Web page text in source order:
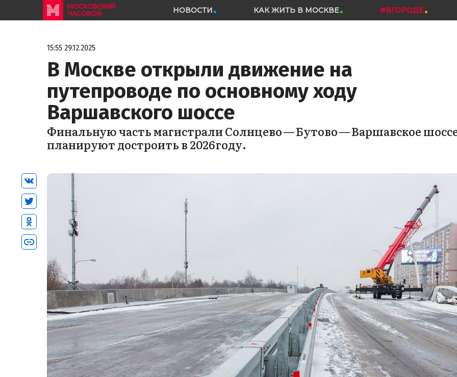
МОСКОВСКИЙ
ЧАСОВОЙ
НОВОСТИ КАК ЖИТЬ В МОСКВЕ #ВГОРОДЕ
15:55 29.12.2025
В Москве открыли движение на
путепроводе по основному ходу
Варшавского шоссе
Финальную часть магистрали Солнцево — Бутово — Варшавское
планируют достроить в 2026 году.